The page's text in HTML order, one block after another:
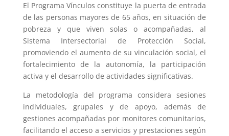
El Programa Vínculos constituye la puerta de entrada
de las personas mayores de 65 años, en situación de
pobreza y que viven solas o acompañadas, al
Sistema Intersectorial de Protección Social,
promoviendo el aumento de su vinculación social, el
fortalecimiento de la autonomía, la participación
activa y el desarrollo de actividades significativas.
La metodología del programa considera sesiones
individuales, grupales y de apoyo, además de
gestiones acompañadas por monitores comunitarios,
facilitando el acceso a servicios y prestaciones según